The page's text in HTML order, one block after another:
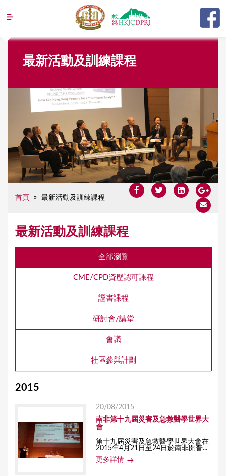
Jump to navigation
h
e
r
最新活動及訓練課程
首頁 » 最新活動及訓練課程
最新活動及訓練課程
全部瀏覽
CME/CPD資歷認可課程
證書課程
研討會/講堂
會議
社區參與計劃
2015
20/08/2015
南非第十九屆災害及急救醫學世界大
會
第十九屆災害及急救醫學世界大會在
2015年4月21日至24日於南非開普...
更多詳情